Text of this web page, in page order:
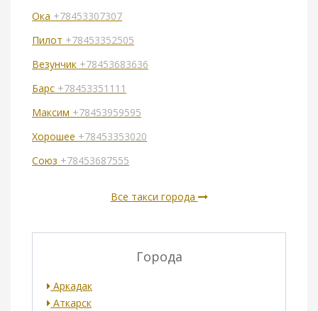
Ока +78453307307
Пилот +78453352505
Везунчик +78453683636
Барс +78453351111
Максим +78453959595
Хорошее +78453353020
Союз +78453687555
Все такси города
Города
Аркадак
Аткарск